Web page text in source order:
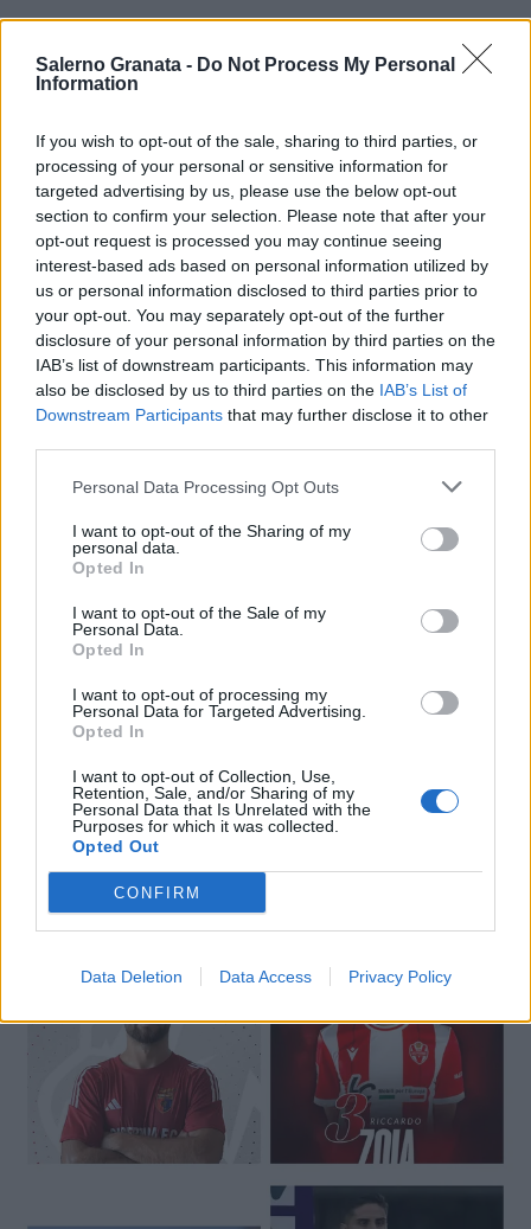
Salerno Granata - Do Not Process My Personal
Information
If you wish to opt-out of the sale, sharing to third parties, or
processing of your personal or sensitive information for
targeted advertising by us, please use the below opt-out
section to confirm your selection. Please note that after your
opt-out request is processed you may continue seeing
interest-based ads based on personal information utilized by
us or personal information disclosed to third parties prior to
your opt-out. You may separately opt-out of the further
disclosure of your personal information by third parties on the
IAB’s list of downstream participants. This information may
also be disclosed by us to third parties on the IAB’s List of
Downstream Participants that may further disclose it to other
Personal Data Processing Opt Outs
I want to opt-out of the Sharing of my
personal data.
Opted In
I want to opt-out of the Sale of my
Personal Data.
Opted In
I want to opt-out of processing my
Personal Data for Targeted Advertising.
Opted In
I want to opt-out of Collection, Use,
Retention, Sale, and/or Sharing of my
Personal Data that Is Unrelated with the
Purposes for which it was collected.
Opted Out
CONFIRM
Data Deletion Data Access Privacy Policy
🔥 Trending